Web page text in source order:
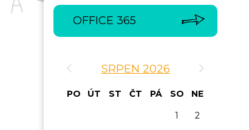
OFFICE 365
SRPEN 2026
PO ÚT ST ČT PÁ SO
NE
1
2